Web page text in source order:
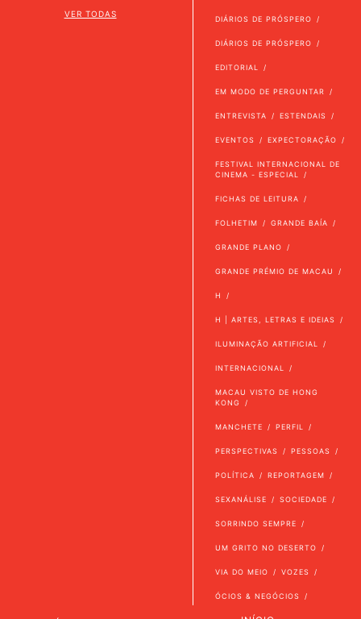
VER TODAS
DIÁRIOS DE PRÓSPERO
DIÁRIOS DE PRÓSPERO
EDITORIAL
EM MODO DE PERGUNTAR
ENTREVISTA ESTENDAIS
EVENTOS EXPECTORAÇÃO
FESTIVAL INTERNACIONAL DE
CINEMA - ESPECIAL
FICHAS DE LEITURA
FOLHETIM GRANDE BAÍA
GRANDE PLANO
GRANDE PRÉMIO DE MACAU
H
H | ARTES, LETRAS E IDEIAS
ILUMINAÇÃO ARTIFICIAL
INTERNACIONAL
MACAU VISTO DE HONG
KONG
MANCHETE PERFIL
PERSPECTIVAS PESSOAS
POLÍTICA REPORTAGEM
SEXANÁLISE SOCIEDADE
SORRINDO SEMPRE
UM GRITO NO DESERTO
VIA DO MEIO VOZES
ÓCIOS & NEGÓCIOS